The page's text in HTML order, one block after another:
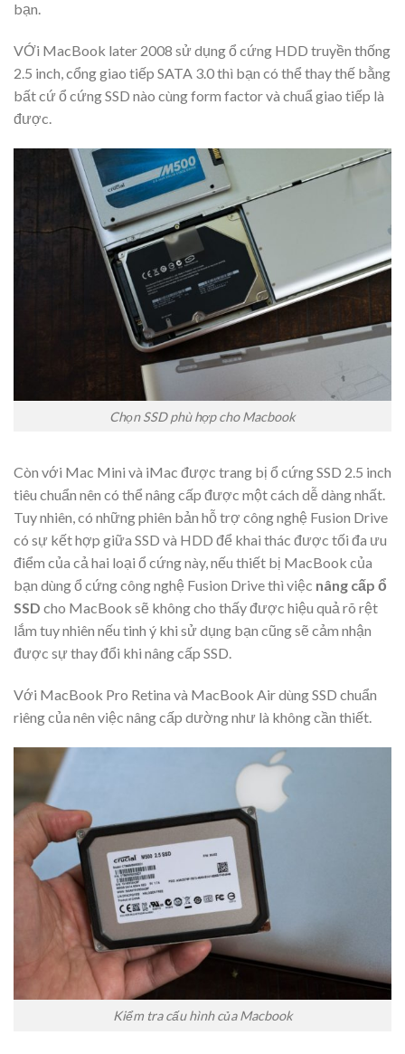
bạn.
VỚi MacBook later 2008 sử dụng ổ cứng HDD truyền thống
2.5 inch, cổng giao tiếp SATA 3.0 thì bạn có thể thay thế bằng
bất cứ ổ cứng SSD nào cùng form factor và chuẩ giao tiếp là
được.
Chọn SSD phù hợp cho Macbook
Còn với Mac Mini và iMac được trang bị ổ cứng SSD 2.5 inch
tiêu chuẩn nên có thể nâng cấp được một cách dễ dàng nhất.
Tuy nhiên, có những phiên bản hỗ trợ công nghệ Fusion Drive
có sự kết hợp giữa SSD và HDD để khai thác được tối đa ưu
điểm của cả hai loại ổ cứng này, nếu thiết bị MacBook của
bạn dùng ổ cứng công nghệ Fusion Drive thì việc nâng cấp ổ
SSD cho MacBook sẽ không cho thấy được hiệu quả rõ rệt
lắm tuy nhiên nếu tinh ý khi sử dụng bạn cũng sẽ cảm nhận
được sự thay đổi khi nâng cấp SSD.
Với MacBook Pro Retina và MacBook Air dùng SSD chuẩn
riêng của nên việc nâng cấp dường như là không cần thiết.
Kiểm tra cấu hình của Macbook